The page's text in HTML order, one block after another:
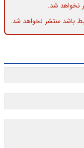
نخواهد شد.
باشد منتشر نخواهد شد.